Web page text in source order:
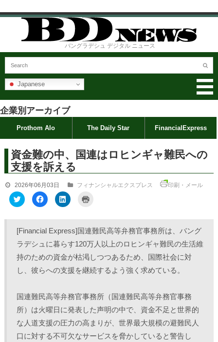
バングラデシュ デジタル ニュース
Japanese
企業別アーカイブ
Prothom Alo The Daily Star FinancialExpress
資金難の中、国連はロヒンギャ難民への
支援を訴える
2026年06月03日 フィナンシャルエクスプレス
印刷・メール
ク
リ
て
T
i
t
e
で
新
い
ウ
ィ
ン
ド
ウ
F
a
o
o
で
有
す
る
に
リ
ッ
し
て
く
だ
さ
い
ク
リ
L
n
e
d
I
n
(
し
い
ウ
ィ
ン
ド
て
印
(
し
い
ウ
ィ
で
き
ま
す
)
[Financial Express]国連難民高等弁務官事務所は、バング
ラデシュに暮らす120万人以上のロヒンギャ難民の生活維
持のための資金が枯渇しつつあるため、国際社会に対
し、彼らへの支援を継続するよう強く求めている。
国連難民高等弁務官事務所（国連難民高等弁務官事務
所）は火曜日に発表した声明の中で、資金不足と世界的
な人道支援の圧力の高まりが、世界最大規模の避難民人
口に対する不可欠なサービスを脅かしていると警告し